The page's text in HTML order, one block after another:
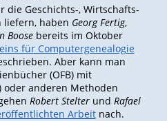
die Geschichts-, Wirtschafts-
liefern, haben Georg Fertig,
Boosebereits im Oktober
für Computergenealogie
Aber kann man
(OFB) mit
oder anderen Methoden
Robert Stelterund Rafael
Arbeitnach.